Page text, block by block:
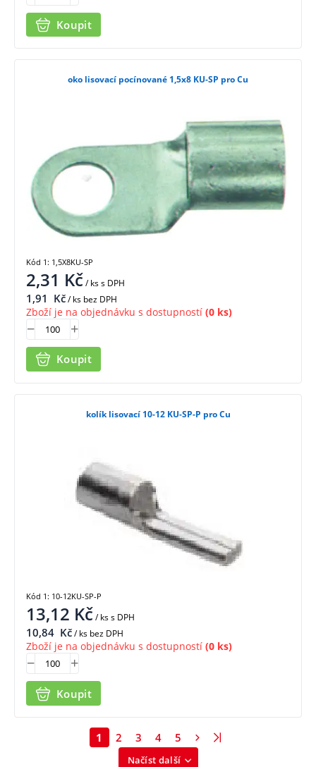
Koupit
oko lisovací pocínované 1,5x8 KU-SP pro Cu
2,31 Kč/ kss DPH
1,91 Kč/ ks bez DPH
Zboží je na objednávku s dostupností (0 ks)
Koupit
Kód 1: 1,5X8KU-SP
kolík lisovací 10-12 KU-SP-P pro Cu
13,12 Kč/ kss DPH
10,84 Kč/ ks bez DPH
Zboží je na objednávku s dostupností (0 ks)
Koupit
Kód 1: 10-12KU-SP-P
Načíst další
1 2 3 4 5